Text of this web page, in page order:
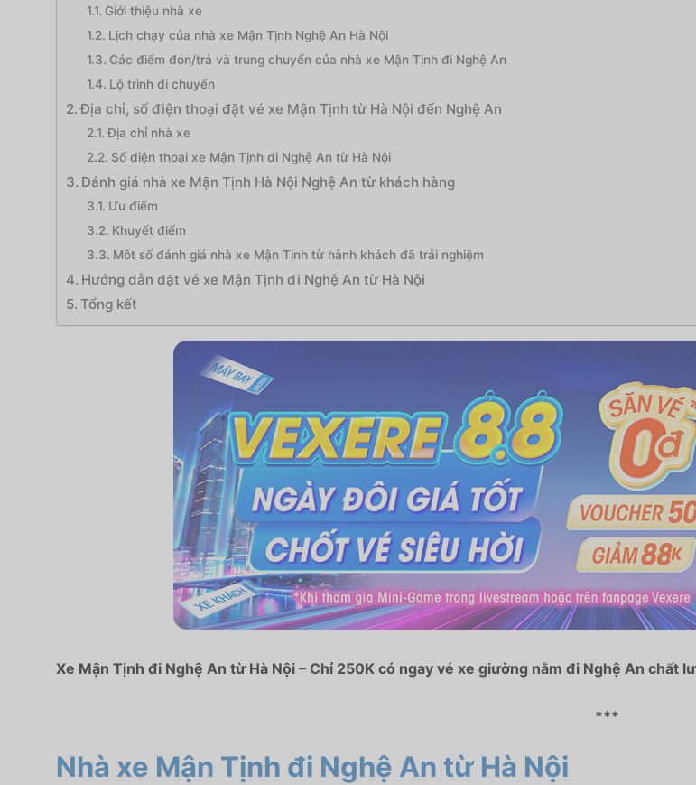
Giới thiệu nhà xe
Lịch chạy của nhà xe Mận Tịnh Nghệ An Hà Nội
Các điểm đón/trả và trung chuyển của nhà xe Mận Tịnh đi Nghệ An
Lộ trình di chuyển
Địa chỉ, số điện thoại đặt vé xe Mận Tịnh từ Hà Nội đến Nghệ An
Địa chỉ nhà xe
Số điện thoại xe Mận Tịnh đi Nghệ An từ Hà Nội
Đánh giá nhà xe Mận Tịnh Hà Nội Nghệ An từ khách hàng
Ưu điểm
Khuyết điểm
Môt số đánh giá nhà xe Mận Tịnh từ hành khách đã trải nghiệm
Hướng dẫn đặt vé xe Mận Tịnh đi Nghệ An từ Hà Nội
Tổng kết
Xe Mận Tịnh đi Nghệ An từ Hà Nội – Chỉ 250K có ngay vé xe giường nằm đi Nghệ An chất
***
Nhà xe Mận Tịnh đi Nghệ An từ Hà Nội